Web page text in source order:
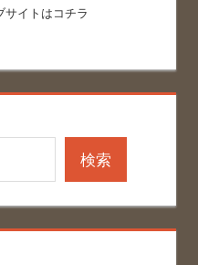
サイトはコチラ
検索